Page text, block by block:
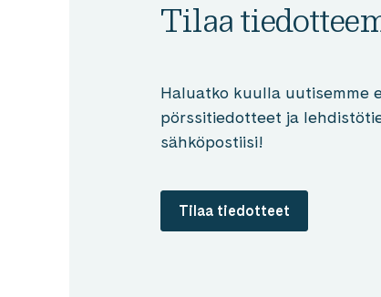
Tilaa
Haluatko kuulla uutisemme
pörssitiedotteet ja
sähköpostiisi!
Tilaa tiedotteet